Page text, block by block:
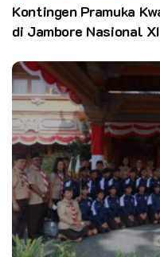
Kontingen Pramuka
di Jambore Nasional